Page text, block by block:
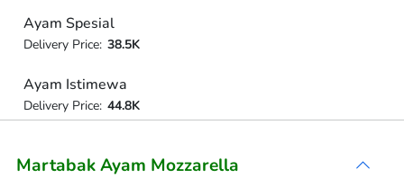
Ayam Spesial
Delivery Price: 38.5K
Ayam Istimewa
Delivery Price: 44.8K
Martabak Ayam Mozzarella